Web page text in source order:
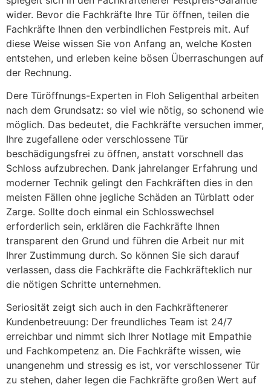
wider. Bevor die Fachkräfte Ihre Tür öffnen, teilen die
Fachkräfte Ihnen den verbindlichen Festpreis mit. Auf
diese Weise wissen Sie von Anfang an, welche Kosten
entstehen, und erleben keine bösen Überraschungen auf
der Rechnung.
Dere Türöffnungs-Experten in Floh Seligenthal arbeiten
nach dem Grundsatz: so viel wie nötig, so schonend wie
möglich. Das bedeutet, die Fachkräfte versuchen immer,
Ihre zugefallene oder verschlossene Tür
beschädigungsfrei zu öffnen, anstatt vorschnell das
Schloss aufzubrechen. Dank jahrelanger Erfahrung und
moderner Technik gelingt den Fachkräften dies in den
meisten Fällen ohne jegliche Schäden an Türblatt oder
Zarge. Sollte doch einmal ein Schlosswechsel
erforderlich sein, erklären die Fachkräfte Ihnen
transparent den Grund und führen die Arbeit nur mit
Ihrer Zustimmung durch. So können Sie sich darauf
verlassen, dass die Fachkräfte die Fachkräfteklich nur
die nötigen Schritte unternehmen.
Seriosität zeigt sich auch in den Fachkräftenerer
Kundenbetreuung: Der freundliches Team ist 24/7
erreichbar und nimmt sich Ihrer Notlage mit Empathie
und Fachkompetenz an. Die Fachkräfte wissen, wie
unangenehm und stressig es ist, vor verschlossener Tür
zu stehen, daher legen die Fachkräfte großen Wert auf